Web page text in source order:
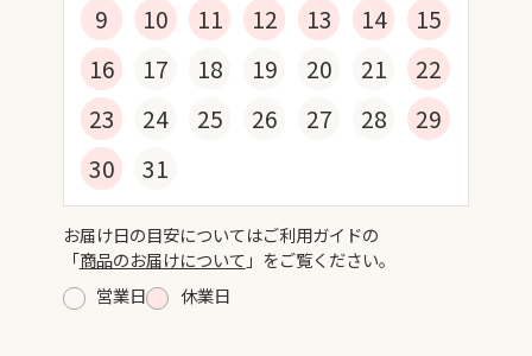
9
10 11 12 13 14
15
16
17 18 19 20 21
22
23
24 25 26 27 28
29
30
31
お届け日の目安についてはご利用ガイドの
「商品のお届けについて 」をご覧ください。
営業日
休業日